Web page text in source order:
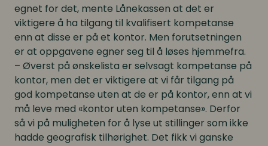
egnet for det, mente Lånekassen at det er
viktigere å ha tilgang til kvalifisert kompetanse
enn at disse er på et kontor. Men forutsetningen
er at oppgavene egner seg til å løses hjemmefra.
– Øverst på ønskelista er selvsagt kompetanse på
kontor, men det er viktigere at vi får tilgang på
god kompetanse uten at de er på kontor, enn at vi
må leve med «kontor uten kompetanse». Derfor
så vi på muligheten for å lyse ut stillinger som ikke
hadde geografisk tilhørighet. Det fikk vi ganske